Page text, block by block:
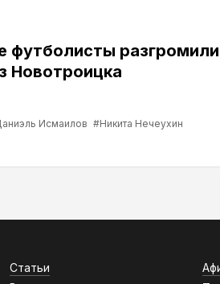
футболисты разгромили
Новотроицка
Исмаилов #Никита Нечеухин
Статьи